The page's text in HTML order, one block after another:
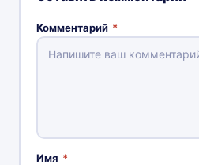
Комментарий *
Имя *